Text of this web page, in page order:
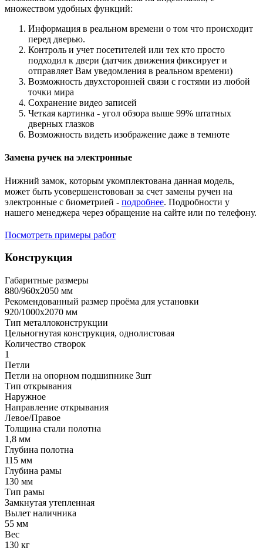
множеством удобных функций:
Информация в реальном времени о том что происходит
перед дверью.
Контроль и учет посетителей или тех кто просто
подходил к двери (датчик движения фиксирует и
отправляет Вам уведомления в реальном времени)
Возможность двухсторонней связи с гостями из любой
точки мира
Сохранение видео записей
Четкая картинка - угол обзора выше 99% штатных
дверных глазков
Возможность видеть изображение даже в темноте
Замена ручек на электронные
Нижний замок, которым укомплектована данная модель,
может быть усовершенстовован за счет замены ручен на
электронные с биометрией - подробнее. Подробности у
нашего менеджера через обращение на сайте или по телефону.
Посмотреть примеры работ
Конструкция
Габаритные размеры
880/960х2050 мм
Рекомендованный размер проёма для установки
920/1000х2070 мм
Тип металлоконструкции
Цельногнутая конструкция, однолистовая
Количество створок
1
Петли
Петли на опорном подшипнике 3шт
Тип открывания
Наружное
Направление открывания
Левое/Правое
Толщина стали полотна
1,8 мм
Глубина полотна
115 мм
Глубина рамы
130 мм
Тип рамы
Замкнутая утепленная
Вылет наличника
55 мм
Вес
130 кг